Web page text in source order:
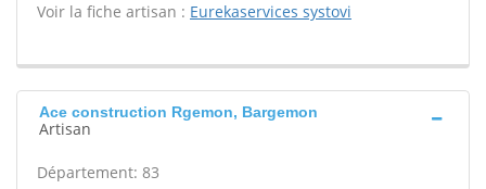
Voir la fiche artisan : Eurekaservices systovi
Ace construction Rgemon, Bargemon
Artisan
Département: 83